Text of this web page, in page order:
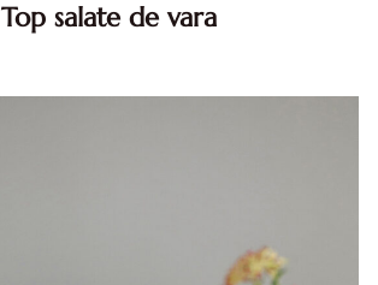
Top salate de vara